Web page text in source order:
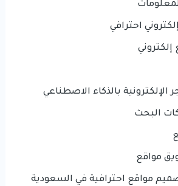
احترافي
الإلكترونية بالذكاء الاصطناعي
البحث
مواقع
مواقع احترافية في السعودية